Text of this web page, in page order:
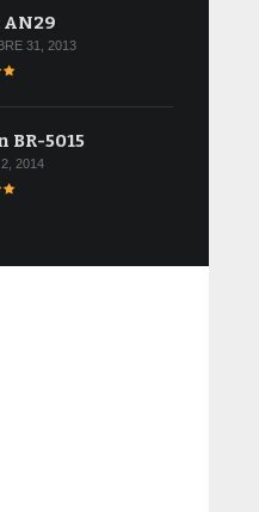
31, 2013
BR-5015
2014